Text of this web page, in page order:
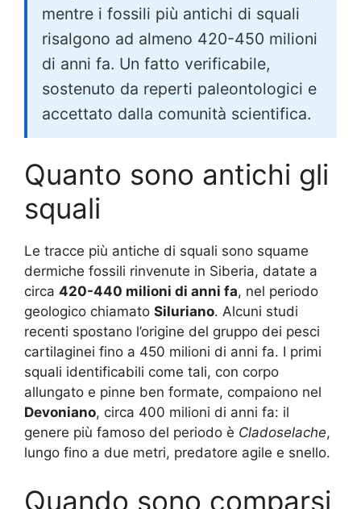
mentre i fossili più antichi di squali
risalgono ad almeno 420-450 milioni
di anni fa. Un fatto verificabile,
sostenuto da reperti paleontologici e
accettato dalla comunità scientifica.
Quanto sono antichi gli
squali
Le tracce più antiche di squali sono squame
dermiche fossili rinvenute in Siberia, datate a
circa 420-440 milioni di anni fa, nel periodo
geologico chiamato Siluriano. Alcuni studi
recenti spostano l’origine del gruppo dei pesci
cartilaginei fino a 450 milioni di anni fa. I primi
squali identificabili come tali, con corpo
allungato e pinne ben formate, compaiono nel
Devoniano, circa 400 milioni di anni fa: il
genere più famoso del periodo è Cladoselache,
lungo fino a due metri, predatore agile e snello.
Quando sono comparsi